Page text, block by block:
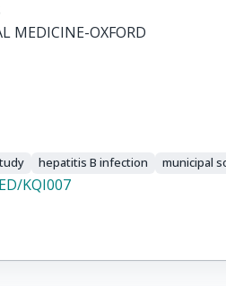
MEDICINE-OXFORD
hepatitis B infection municipal
KQI007